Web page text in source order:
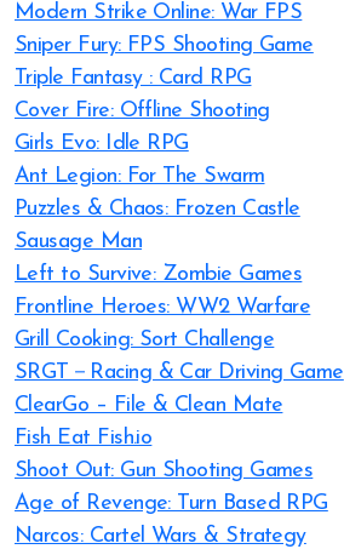
Modern Strike Online: War FPS
Sniper Fury: FPS Shooting Game
Triple Fantasy : Card RPG
Cover Fire: Offline Shooting
Girls Evo: Idle RPG
Ant Legion: For The Swarm
Puzzles & Chaos: Frozen Castle
Sausage Man
Left to Survive: Zombie Games
Frontline Heroes: WW2 Warfare
Grill Cooking: Sort Challenge
SRGT－Racing & Car Driving Game
ClearGo – File & Clean Mate
Fish Eat Fish.io
Shoot Out: Gun Shooting Games
Age of Revenge: Turn Based RPG
Narcos: Cartel Wars & Strategy